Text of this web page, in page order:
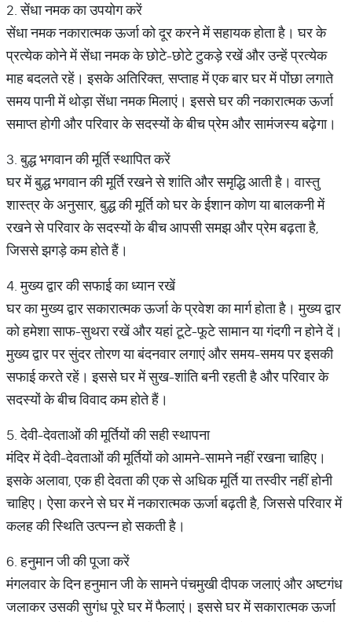
2. सेंधा नमक का उपयोग करें
सेंधा नमक नकारात्मक ऊर्जा को दूर करने में सहायक होता है। घर के
प्रत्येक कोने में सेंधा नमक के छोटे-छोटे टुकड़े रखें और उन्हें प्रत्येक
माह बदलते रहें। इसके अतिरिक्त, सप्ताह में एक बार घर में पोंछा लगाते
समय पानी में थोड़ा सेंधा नमक मिलाएं। इससे घर की नकारात्मक ऊर्जा
समाप्त होगी और परिवार के सदस्यों के बीच प्रेम और सामंजस्य बढ़ेगा।
3. बुद्ध भगवान की मूर्ति स्थापित करें
घर में बुद्ध भगवान की मूर्ति रखने से शांति और समृद्धि आती है। वास्तु
शास्त्र के अनुसार, बुद्ध की मूर्ति को घर के ईशान कोण या बालकनी में
रखने से परिवार के सदस्यों के बीच आपसी समझ और प्रेम बढ़ता है,
जिससे झगड़े कम होते हैं।
4. मुख्य द्वार की सफाई का ध्यान रखें
घर का मुख्य द्वार सकारात्मक ऊर्जा के प्रवेश का मार्ग होता है। मुख्य द्वार
को हमेशा साफ-सुथरा रखें और यहां टूटे-फूटे सामान या गंदगी न होने दें।
मुख्य द्वार पर सुंदर तोरण या बंदनवार लगाएं और समय-समय पर इसकी
सफाई करते रहें। इससे घर में सुख-शांति बनी रहती है और परिवार के
सदस्यों के बीच विवाद कम होते हैं।
5. देवी-देवताओं की मूर्तियों की सही स्थापना
मंदिर में देवी-देवताओं की मूर्तियों को आमने-सामने नहीं रखना चाहिए।
इसके अलावा, एक ही देवता की एक से अधिक मूर्ति या तस्वीर नहीं होनी
चाहिए। ऐसा करने से घर में नकारात्मक ऊर्जा बढ़ती है, जिससे परिवार में
कलह की स्थिति उत्पन्न हो सकती है।
6. हनुमान जी की पूजा करें
मंगलवार के दिन हनुमान जी के सामने पंचमुखी दीपक जलाएं और अष्टगंध
जलाकर उसकी सुगंध पूरे घर में फैलाएं। इससे घर में सकारात्मक ऊर्जा